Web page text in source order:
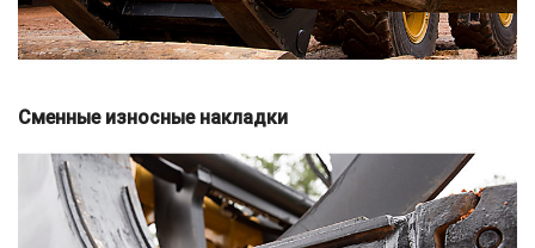
Сменные износные накладки